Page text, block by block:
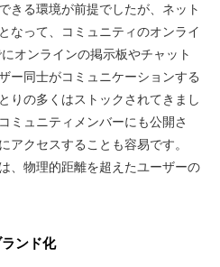
きる環境が前提でしたが、ネット
なって、コミュニティのオンライ
オンラインの掲示板やチャット
ー同士がコミュニケーションする
りの多くはストックされてきまし
ミュニティメンバーにも公開さ
アクセスすることも容易です。
、物理的距離を超えたユーザーの
ンド化